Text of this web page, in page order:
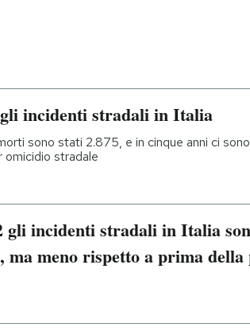
incidenti stradali in Italia
sono stati 2.875, e in cinque anni ci
omicidio stradale
gli incidenti stradali in Italia
ma meno rispetto a prima della